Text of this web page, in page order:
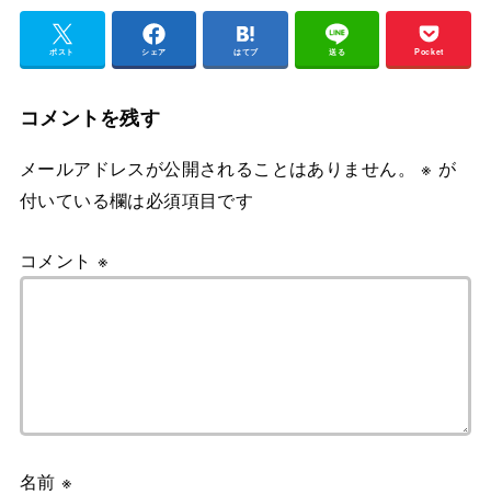
ポスト シェア はてブ 送る Pocket
コメントを残す
メールアドレスが公開されることはありません。 ※ が
付いている欄は必須項目です
コメント ※
名前※